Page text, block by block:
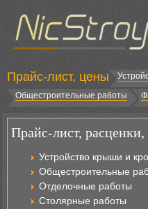
Прайс-лист, цены
Общестроительные работы
Прайс-лист, расценки,
Устройство крыши и
Общестроительные
Отделочные работы
Столярные работы